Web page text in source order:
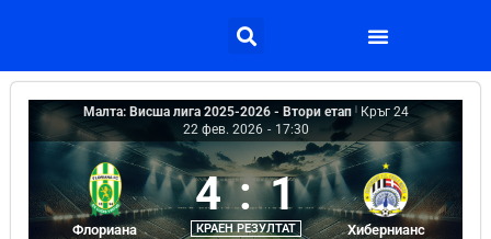
Малта: Висша лига 2025-2026 - Втори етап
Кръг 24
22 фев. 2026 - 17:30
Флориана
4 : 1
КРАЕН РЕЗУЛТАТ Хибернианс